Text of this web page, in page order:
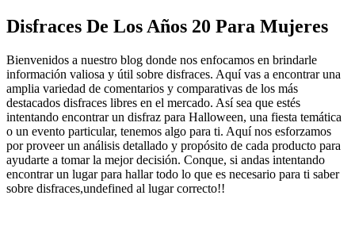
Disfraces De Los Años 20 Para Mujeres
Bienvenidos a nuestro blog donde nos enfocamos en brindarle
información valiosa y útil sobre disfraces. Aquí vas a encontrar una
amplia variedad de comentarios y comparativas de los más
destacados disfraces libres en el mercado. Así sea que estés
intentando encontrar un disfraz para Halloween, una fiesta temática
o un evento particular, tenemos algo para ti. Aquí nos esforzamos
por proveer un análisis detallado y propósito de cada producto para
ayudarte a tomar la mejor decisión. Conque, si andas intentando
encontrar un lugar para hallar todo lo que es necesario para ti saber
sobre disfraces,undefined al lugar correcto!!